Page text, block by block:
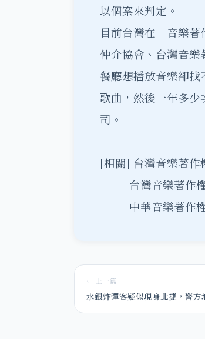
以個案來判定。
目前台灣在「音樂著
仲介協會、台灣音樂
餐廳想播放音樂卻
歌曲，然後一年多
司。
[相關] 台灣音樂著作
台灣音樂著作
中華音樂著作
← 上一篇
水銀炸彈客疑似現身北捷，警方